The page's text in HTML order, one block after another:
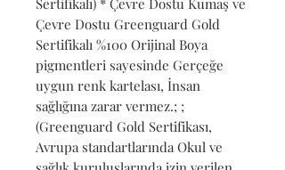
Çevre Dostu Greenguard Gold
Sertifikalı %100 Orijinal Boya
pigmentleri sayesinde Gerçeğe
uygun renk kartelası, İnsan
sağlığına zarar vermez.; ;
(Greenguard Gold Sertifikası,
Avrupa standartlarında Okul ve